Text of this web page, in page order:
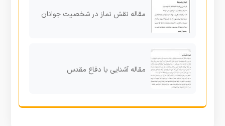
مقاله نقش نماز در شخصیت جوانان
مقاله آشنایی با دفاع مقدس